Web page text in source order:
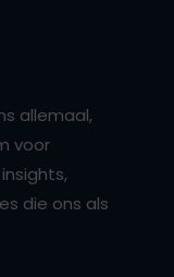
allemaal,
voor
die ons als